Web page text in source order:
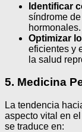
Identificar
síndrome
hormonales.
Optimizar
eficientes y
la salud
5. Medicina
La tendencia
aspecto vital en
se traduce en: